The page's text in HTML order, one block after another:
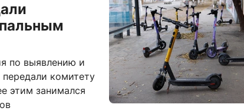
по выявлению и
комитету
этим занимался